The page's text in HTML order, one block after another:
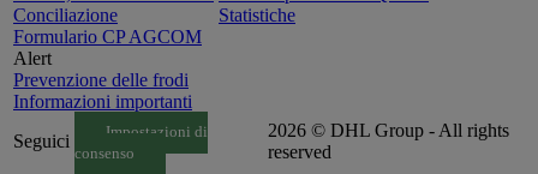
Conciliazione
Formulario CP AGCOM
Alert
Prevenzione delle frodi
Informazioni importanti
Statistiche
Seguici
Impostazioni di
consenso
2026 © DHL Group - All rights
reserved